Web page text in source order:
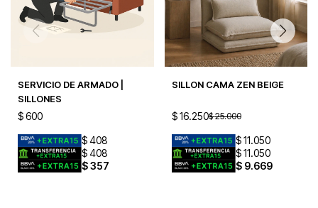
SERVICIO DE ARMADO |
SILLONES
$600
$408
$408
$357
SILLON CAMA ZEN BEIGE
$ 16.250$ 25.000
$ 11.050
$ 11.050
$ 9.669